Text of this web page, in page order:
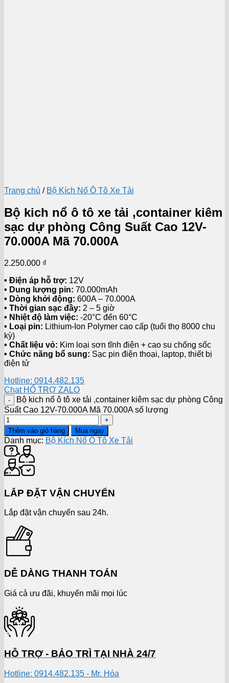
Trang chủ / Bộ Kích Nổ Ô Tô Xe Tải
Bộ kich nổ ô tô xe tải ,container kiêm
sạc dự phòng Công Suất Cao 12V-
70.000A Mã 70.000A
2.250.000 ₫
• Điện áp hỗ trợ: 12V
• Dung lượng pin: 70.000mAh
• Dòng khởi động: 600A – 70.000A
• Thời gian sạc đầy: 2 – 5 giờ
• Nhiệt độ làm việc: -20°C đến 60°C
• Loại pin: Lithium-Ion Polymer cao cấp (tuổi thọ 8000 chu
kỳ)
• Chất liệu vỏ: Kim loại sơn tĩnh điện + cao su chống sốc
• Chức năng bổ sung: Sạc pin điện thoại, laptop, thiết bị
điện tử
Hotline: 0914.482.135
Chat HỔ TRỢ ZALO
Bộ kich nổ ô tô xe tải ,container kiêm sạc dự phòng Công
Suất Cao 12V-70.000A Mã 70.000A số lượng
Thêm vào giỏ hàng Mua ngay
Danh mục: Bộ Kích Nổ Ô Tô Xe Tải
LẮP ĐẶT VẬN CHUYỂN
Lắp đặt vận chuyển sau 24h.
DỄ DÀNG THANH TOÁN
Giá cả ưu đãi, khuyến mãi mọi lúc
HỖ TRỢ - BẢO TRÌ TẠI NHÀ 24/7
Hotline: 0914.482.135 - Mr. Hóa